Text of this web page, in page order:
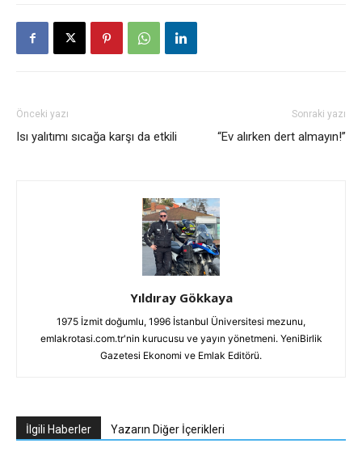
Önceki yazı
Isı yalıtımı sıcağa karşı da etkili
Sonraki yazı
“Ev alırken dert almayın!”
Yıldıray Gökkaya
1975 İzmit doğumlu, 1996 İstanbul Üniversitesi mezunu,
emlakrotasi.com.tr'nin kurucusu ve yayın yönetmeni. YeniBirlik
Gazetesi Ekonomi ve Emlak Editörü.
İlgili Haberler Yazarın Diğer İçerikleri